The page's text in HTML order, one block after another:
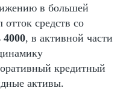
в большей
отток средств со
4000, в активной части
кредитный
активы.